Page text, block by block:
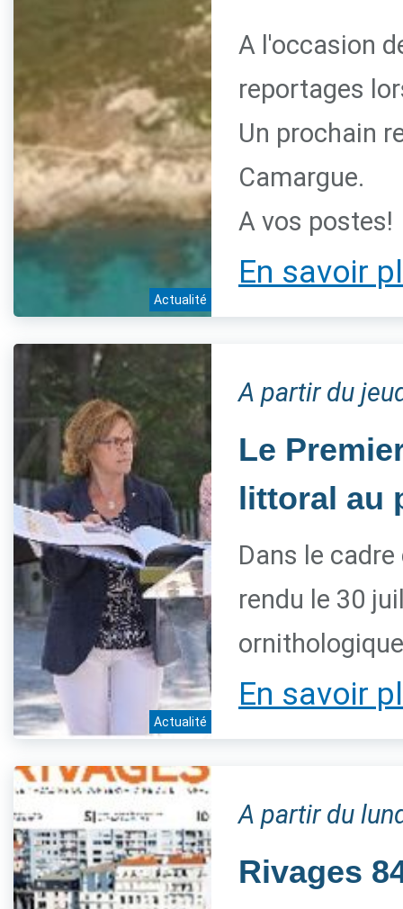
Actualité
A l'occasion
reportages
Un prochain
Camargue.
A vos postes!
En savoir
Actualité
A partir du
Le
littoral au
Dans le
rendu le 30
En savoir
A partir du
Rivages